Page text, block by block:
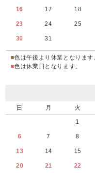
16 17 18
23 24 25
30 31
■色は午後より休業となります
■色は休業日となります。
日 月 火
1
6 7 8
13 14 15
20 21 22